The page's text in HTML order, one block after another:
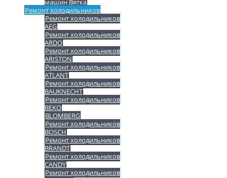
машин Вятка
Ремонт холодильников
Ремонт холодильников
AEG
Ремонт холодильников
ARDO
Ремонт холодильников
ARISTON
Ремонт холодильников
ATLANT
Ремонт холодильников
BAUKNECHT
Ремонт холодильников
BEKO
BLOMBERG
Ремонт холодильников
BOSCH
Ремонт холодильников
BRANDT
Ремонт холодильников
CANDY
Ремонт холодильников